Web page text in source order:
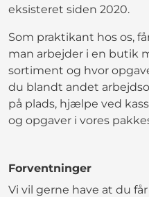
eksisteret siden 2020.
Som praktikant hos os,
man arbejder i en butik
sortiment og hvor
du blandt andet
på plads, hjælpe ved
og opgaver i vores
Forventninger
Vi vil gerne have at du